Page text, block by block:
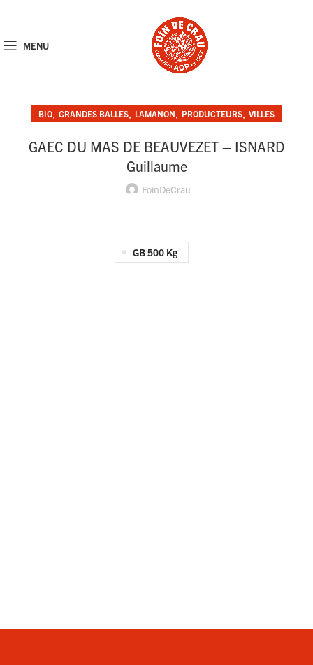
MENU
BIO, GRANDES BALLES, LAMANON, PRODUCTEURS, VILLES
GAEC DU MAS DE BEAUVEZET – ISNARD
Guillaume
FoinDeCrau
GB 500 Kg